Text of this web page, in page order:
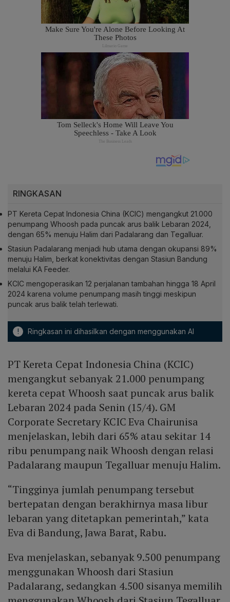
RINGKASAN
PT Kereta Cepat Indonesia China (KCIC) mengangkut 21.000
penumpang Whoosh pada puncak arus balik Lebaran 2024,
dengan 65% menuju Halim dari Padalarang dan Tegalluar.
Stasiun Padalarang menjadi hub utama dengan okupansi 89%
menuju Halim, berkat konektivitas dengan Stasiun Bandung
melalui KA Feeder.
KCIC mengoperasikan 12 perjalanan tambahan hingga 18 April
2024 karena volume penumpang masih tinggi meskipun
puncak arus balik telah terlewati.
! Ringkasan ini dihasilkan dengan menggunakan AI
PT Kereta Cepat Indonesia China (KCIC)
mengangkut sebanyak 21.000 penumpang
kereta cepat Whoosh saat puncak arus balik
Lebaran 2024 pada Senin (15/4). GM
Corporate Secretary KCIC Eva Chairunisa
menjelaskan, lebih dari 65% atau sekitar 14
ribu penumpang naik Whoosh dengan relasi
Padalarang maupun Tegalluar menuju Halim.
“Tingginya jumlah penumpang tersebut
bertepatan dengan berakhirnya masa libur
lebaran yang ditetapkan pemerintah,” kata
Eva di Bandung, Jawa Barat, Rabu.
Eva menjelaskan, sebanyak 9.500 penumpang
menggunakan Whoosh dari Stasiun
Padalarang, sedangkan 4.500 sisanya memilih